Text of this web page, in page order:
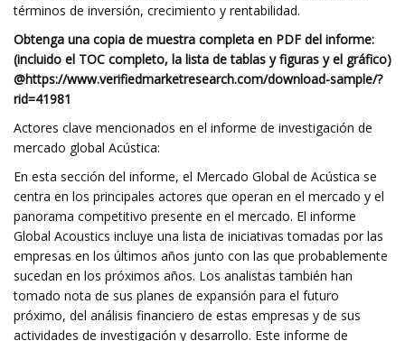
términos de inversión, crecimiento y rentabilidad.
Obtenga una copia de muestra completa en PDF del informe:
(incluido el TOC completo, la lista de tablas y figuras y el gráfico)
@https://www.verifiedmarketresearch.com/download-sample/?
rid=41981
Actores clave mencionados en el informe de investigación de
mercado global Acústica:
En esta sección del informe, el Mercado Global de Acústica se
centra en los principales actores que operan en el mercado y el
panorama competitivo presente en el mercado. El informe
Global Acoustics incluye una lista de iniciativas tomadas por las
empresas en los últimos años junto con las que probablemente
sucedan en los próximos años. Los analistas también han
tomado nota de sus planes de expansión para el futuro
próximo, del análisis financiero de estas empresas y de sus
actividades de investigación y desarrollo. Este informe de